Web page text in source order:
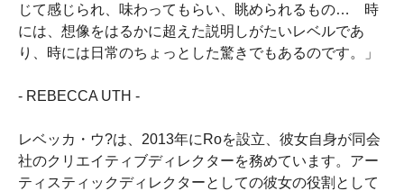
じて感じられ、味わってもらい、眺められるもの… 時
には、想像をはるかに超えた説明しがたいレベルであ
り、時には日常のちょっとした驚きでもあるのです。」
- REBECCA UTH -
レベッカ・ウ?は、2013年にRoを設立、彼女自身が同会
社のクリエイティブディレクターを務めています。アー
ティスティックディレクターとしての彼女の役割として